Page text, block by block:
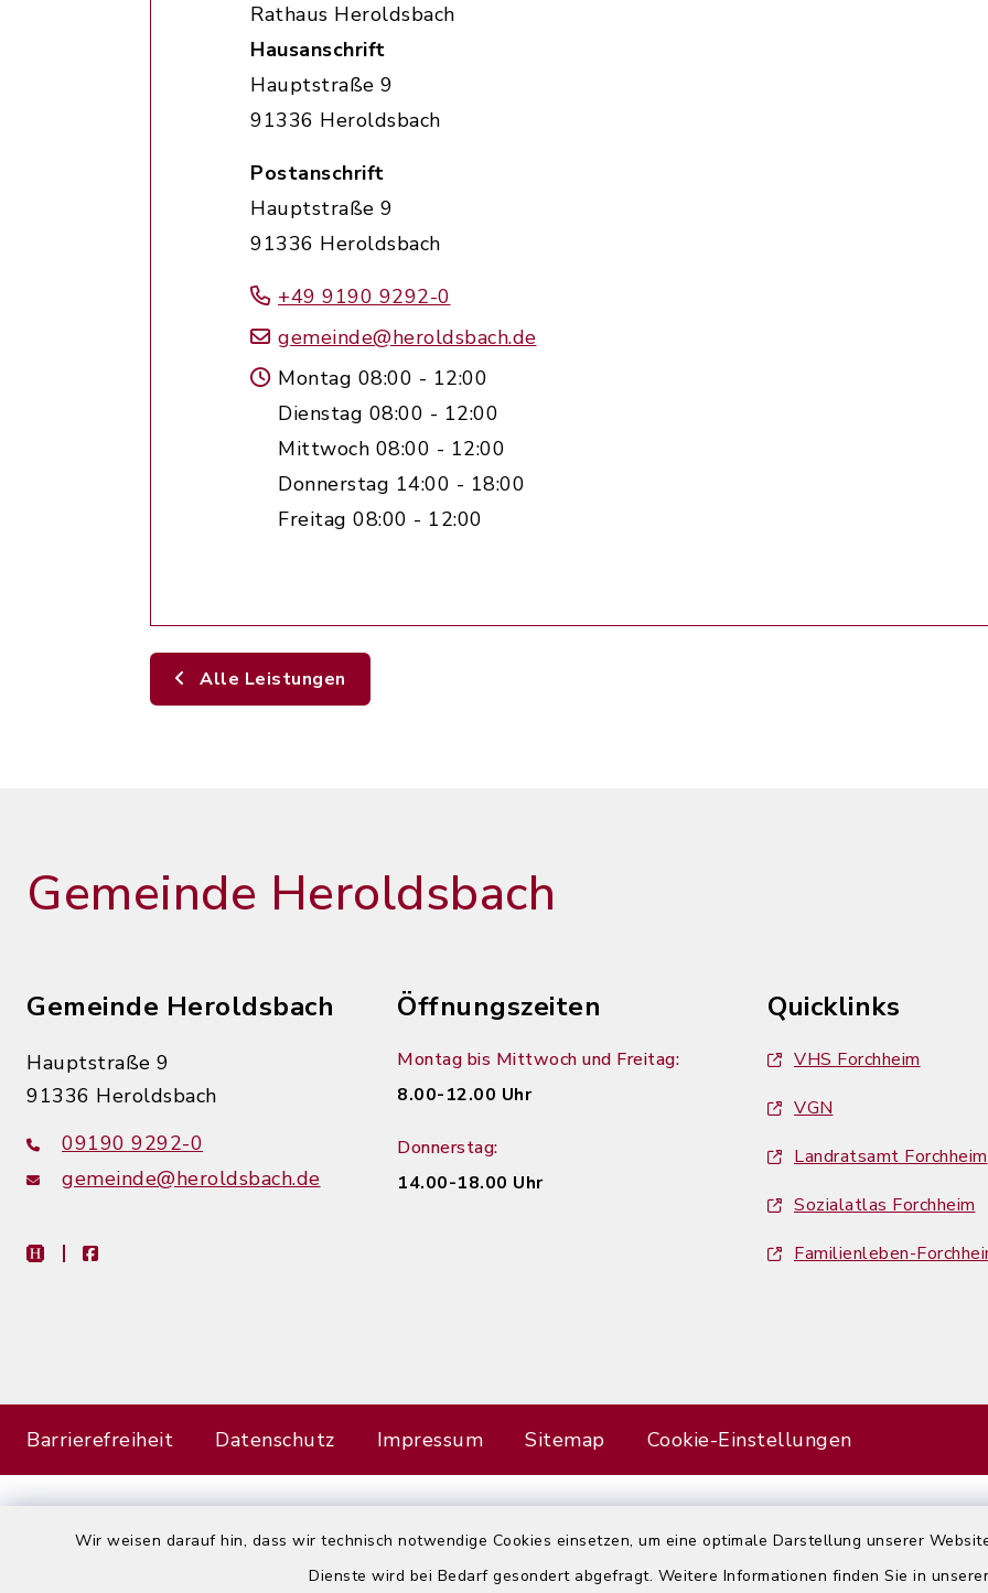
Wir weisen darauf hin, dass wir technisch notwendige Cookies einsetzen, um eine optimale Darstellung unserer
Dienste wird bei Bedarf gesondert abgefragt. Weitere Informationen finden Sie in
Rathaus Heroldsbach
Hausanschrift
Hauptstraße 9
91336 Heroldsbach
Postanschrift
Hauptstraße 9
91336 Heroldsbach
+49 9190 9292-0
gemeinde@heroldsbach.de
Montag 08:00 - 12:00
Dienstag 08:00 - 12:00
Mittwoch 08:00 - 12:00
Donnerstag 14:00 - 18:00
Freitag 08:00 - 12:00
Alle Leistungen
Gemeinde Heroldsbach
Gemeinde Heroldsbach
Hauptstraße 9
91336 Heroldsbach
09190 9292-0
gemeinde@heroldsbach.de
heimat-infofacebook
Öffnungszeiten
Montag bis Mittwoch und Freitag:
8.00-12.00 Uhr
Donnerstag:
14.00-18.00 Uhr
Quicklinks
VHS Forchheim
VGN
Landratsamt Forchheim
Sozialatlas Forchheim
Familienleben-
Barrierefreiheit Datenschutz Impressum Sitemap Cookie-Einstellungen
Error